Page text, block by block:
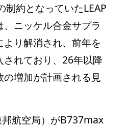
約となっていたLEAP
ニッケル合金サプラ
り解消され、前年を
れており、26年以降
の増加が計画される見
航空局）がB737max